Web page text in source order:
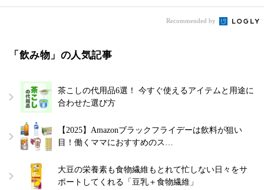
Recommended by
「飲み物」の人気記事
茶こしの代用品6選！ 今すぐ使えるアイテムと用途に
合わせた選び方
【2025】Amazonブラックフライデーは飲料が狙い
目！働くママにおすすめのス…
大豆の栄養素も食物繊維もとれて忙しない日々をサ
ポートしてくれる「豆乳＋食物繊維」